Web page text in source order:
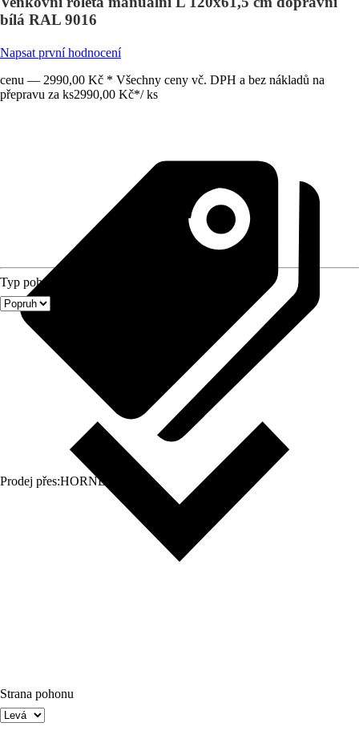
bílá RAL 9016
Napsat první hodnocení
cenu — 2990,00 Kč * Všechny ceny vč. DPH a bez nákladů na
přepravu za ks2990,00 Kč*/ ks
Prodej přes:HORNBACH
Typ pohonu
Strana pohonu